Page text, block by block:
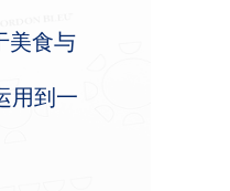
美食与
用到一